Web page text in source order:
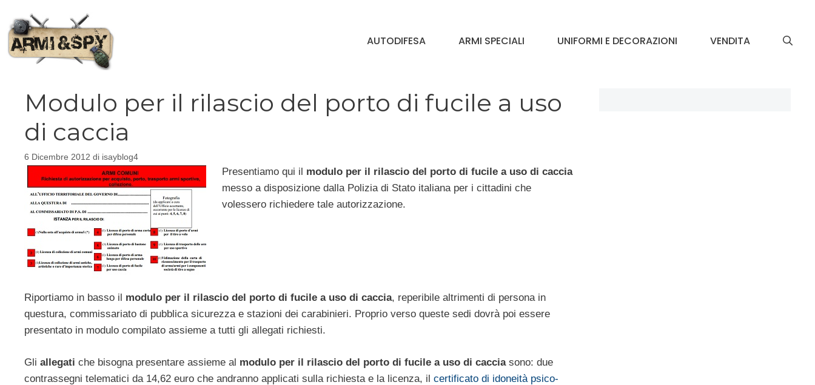
contenuto
AUTODIFESA ARMI SPECIALI UNIFORMI E DECORAZIONI VENDITA
Modulo per il rilascio del porto di fucile a uso
di caccia
6 Dicembre 2012 di isayblog4
Presentiamo qui il modulo per il rilascio del porto di fucile a uso di caccia
messo a disposizione dalla Polizia di Stato italiana per i cittadini che
volessero richiedere tale autorizzazione.
Riportiamo in basso il modulo per il rilascio del porto di fucile a uso di caccia, reperibile altrimenti di persona in
questura, commissariato di pubblica sicurezza e stazioni dei carabinieri. Proprio verso queste sedi dovrà poi essere
presentato in modulo compilato assieme a tutti gli allegati richiesti.
Gli allegati che bisogna presentare assieme al modulo per il rilascio del porto di fucile a uso di cacciasono: due
contrassegni telematici da 14,62 euro che andranno applicati sulla richiesta e la licenza, il certificato di idoneità psico-